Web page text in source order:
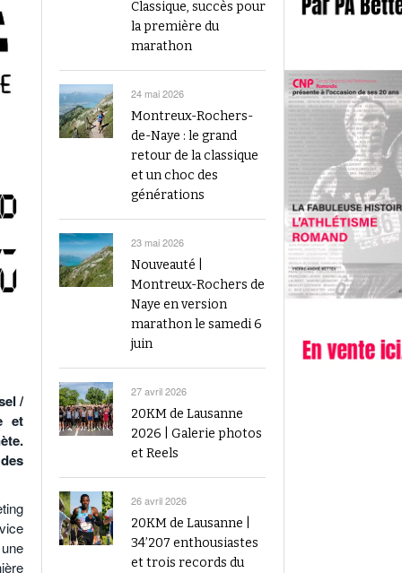
Finale du Visana Sprint ce dimanche à Berne
avec Mujinga Kambundji et plein de surprises
19 septembre 2024
Voir tout
/
et
Classique, succès pour
la première du
marathon
24 mai 2026
Montreux-Rochers-
de-Naye : le grand
retour de la classique
et un choc des
générations
23 mai 2026
Nouveauté |
Montreux-Rochers de
Naye en version
marathon le samedi 6
juin
27 avril 2026
20KM de Lausanne
2026 | Galerie photos
et Reels
26 avril 2026
20KM de Lausanne |
34’207 enthousiastes
et trois records du